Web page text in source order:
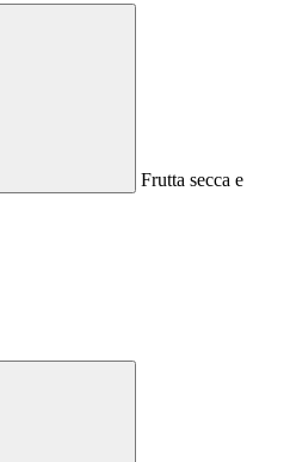
Frutta secca e